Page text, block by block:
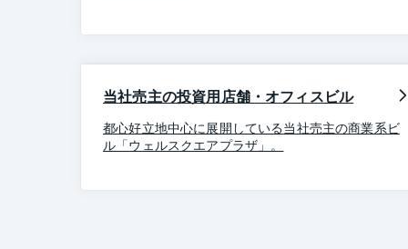
当社売主の投資用店舗・オフィスビル
都心好立地中心に展開している当社売主の商業系ビ
ル「ウェルスクエアプラザ」。